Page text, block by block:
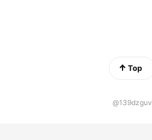
Top
@139dzguv